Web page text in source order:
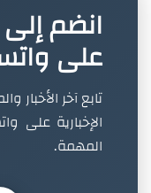
انضم إلى
على
تابع آخر الأخبار
الإخبارية على
المهمة.